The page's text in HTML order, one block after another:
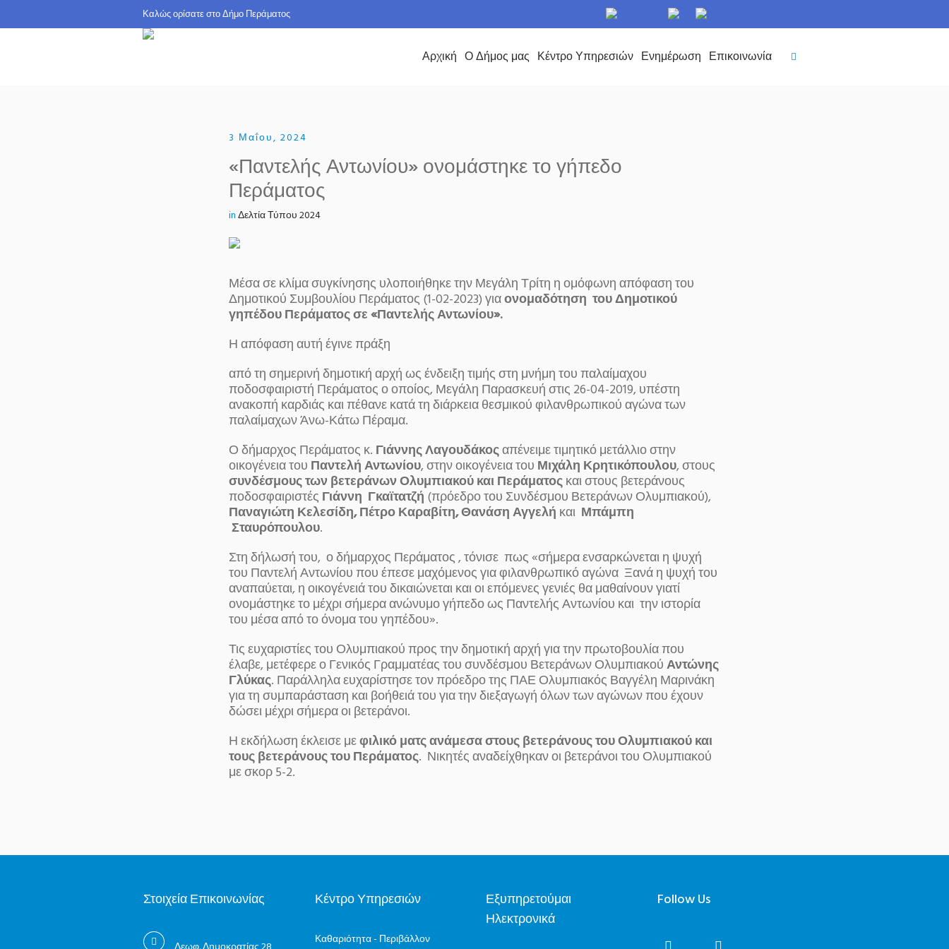
Καλώς ορίσατε στο Δήμο Περάματος
Αρχική Ο Δήμος μας Κέντρο Υπηρεσιών Ενημέρωση Επικοινωνία
3 Μαΐου, 2024
«Παντελής Αντωνίου» ονομάστηκε το γήπεδο
Περάματος
inΔελτία Τύπου 2024
Μέσα σε κλίμα συγκίνησης υλοποιήθηκε την Μεγάλη Τρίτη η ομόφωνη απόφαση του
Δημοτικού Συμβουλίου Περάματος (1-02-2023) γιαονομαδότηση του Δημοτικού
γηπέδου Περάματος σε «Παντελής Αντωνίου».
Η απόφαση αυτή έγινε πράξη
από τη σημερινή δημοτική αρχή ως ένδειξη τιμής στη μνήμη του παλαίμαχου
ποδοσφαιριστή Περάματος ο οποίος, Μεγάλη Παρασκευή στις 26-04-2019, υπέστη
ανακοπή καρδιάς και πέθανε κατά τη διάρκεια θεσμικού φιλανθρωπικού αγώνα των
παλαίμαχων Άνω-Κάτω Πέραμα.
Ο δήμαρχος Περάματος κ. Γιάννης Λαγουδάκοςαπένειμε τιμητικό μετάλλιο στην
οικογένεια του Παντελή Αντωνίου, στην οικογένεια του Μιχάλη Κρητικόπουλου, στους
συνδέσμους των βετεράνων Ολυμπιακού και Περάματοςκαι στους βετεράνους
ποδοσφαιριστές Γιάννη Γκαϊτατζή (πρόεδρο του Συνδέσμου Βετεράνων Ολυμπιακού),
Παναγιώτη Κελεσίδη, Πέτρο Καραβίτη, Θανάση Αγγελή και Μπάμπη
Σταυρόπουλου.
Στη δήλωσή του, ο δήμαρχος Περάματος , τόνισε πως «σήμερα ενσαρκώνεται η ψυχή
του Παντελή Αντωνίου που έπεσε μαχόμενος για φιλανθρωπικό αγώνα Ξανά η ψυχή του
αναπαύεται, η οικογένειά του δικαιώνεται και οι επόμενες γενιές θα μαθαίνουν γιατί
ονομάστηκε το μέχρι σήμερα ανώνυμο γήπεδο ως Παντελής Αντωνίου και την ιστορία
του μέσα από το όνομα του γηπέδου».
Τις ευχαριστίες του Ολυμπιακού προς την δημοτική αρχή για την πρωτοβουλία που
έλαβε, μετέφερε ο Γενικός Γραμματέας του συνδέσμου Βετεράνων ΟλυμπιακούΑντώνης
Γλύκας. Παράλληλα ευχαρίστησε τον πρόεδρο της ΠΑΕ Ολυμπιακός Βαγγέλη Μαρινάκη
για τη συμπαράσταση και βοήθειά του για την διεξαγωγή όλων των αγώνων που έχουν
δώσει μέχρι σήμερα οι βετεράνοι.
Η εκδήλωση έκλεισε μεφιλικό ματς ανάμεσα στους βετεράνους του Ολυμπιακού και
τους βετεράνους του Περάματος. Νικητές αναδείχθηκαν οι βετεράνοι του Ολυμπιακού
με σκορ 5-2.
Στοιχεία Επικοινωνίας Κέντρο Υπηρεσιών
Καθαριότητα - Περιβάλλον
Εξυπηρετούμαι
Ηλεκτρονικά
Follow Us